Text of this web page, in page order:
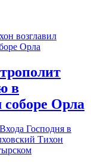
в
Орла
Господня в
Тихон